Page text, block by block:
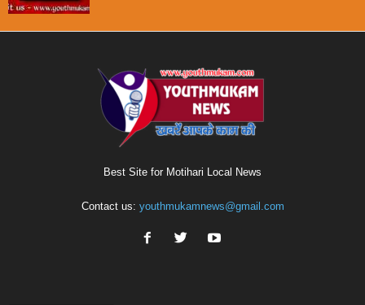
Best Site for Motihari Local News
Contact us: youthmukamnews@gmail.com